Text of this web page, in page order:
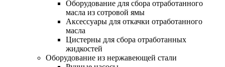
Оборудование для сбора отработанного
масла из сотровой ямы
Аксессуары для откачки отработанного
масла
Цистерны для сбора отработанных
жидкостей
Оборудование из нержавеющей стали